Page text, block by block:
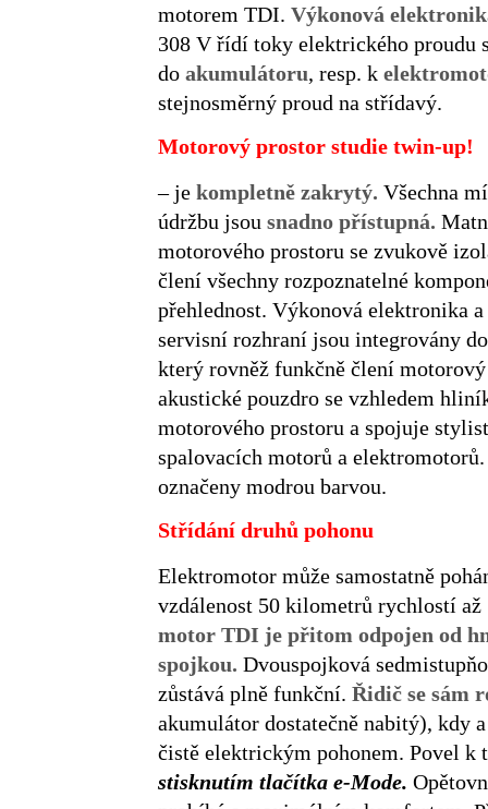
motorem TDI. Výkonová
308 V řídí toky elektrického proudu
do akumulátoru, resp. k
stejnosměrný proud na střídavý.
Motorový prostor studie twin-up!
– je kompletně zakrytý. Všechna
údržbu jsou snadno přístupná.
motorového prostoru se zvukově
člení všechny rozpoznatelné
přehlednost. Výkonová elektronika
servisní rozhraní jsou integrovány
který rovněž funkčně člení
akustické pouzdro se vzhledem
motorového prostoru a spojuje
spalovacích motorů a
označeny modrou barvou.
Střídání druhů pohonu
Elektromotor může samostatně
vzdálenost 50 kilometrů rychlostí
motor TDI je přitom odpojen od
spojkou. Dvouspojková
zůstává plně funkční. Řidič se sám
akumulátor dostatečně nabitý), kdy
čistě elektrickým pohonem. Povel k
stisknutím tlačítka e-Mode.